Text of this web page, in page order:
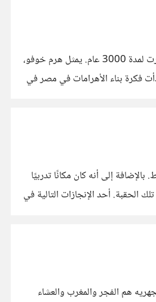
تاريخ الأهرامات وأهميتها في الحضارة المصرية القديمة تُعد الأهرامات من أعظم الإنجازات المعمارية في تاريخ البشرية، وأصبحت رمزًا للحضارة المصرية القديمة التي استمرت لمدة 3000 عام. يمثل هرم خوفو،
فكرة بناء الأهرامات في مصر في
إلى أنه كان مكانًا تدربيًا
الحقبة. أحد الإنجازات التالية في
السريه هم الظهر والعصر والصلوات الجهريه هم الفجر والمغرب والعشاء